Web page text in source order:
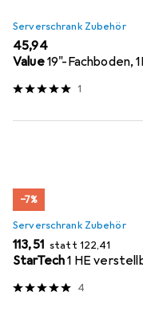
Serverschrank Zubehör
EUR
45,94
Value19"-Fachboden,
1
−7%
Serverschrank Zubehör
EUR
113,51 statt EUR
122,41
StarTech1 HE
4